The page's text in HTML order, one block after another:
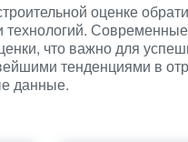
оценке
технологий.
что важно для
тенденциями в
данные.